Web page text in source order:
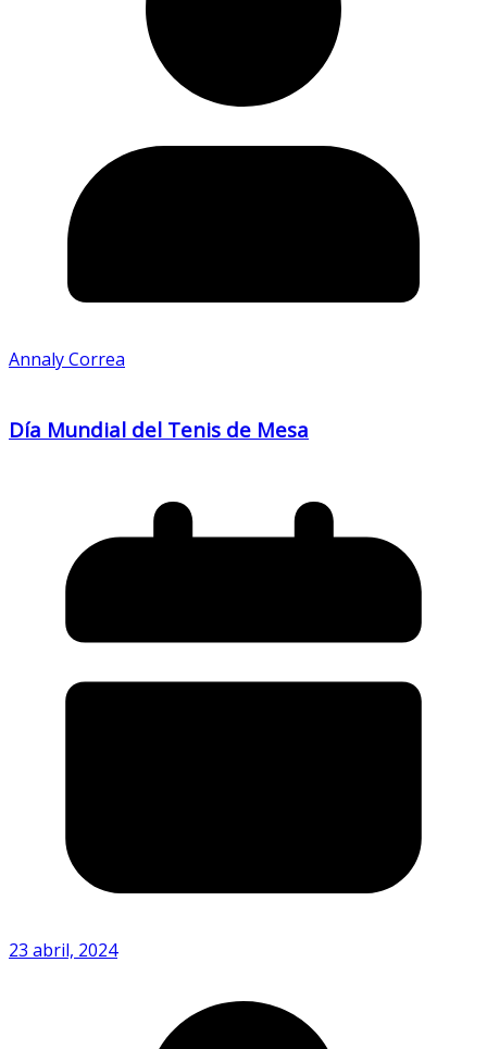
Annaly Correa
Día Mundial del Tenis de Mesa
23 abril, 2024